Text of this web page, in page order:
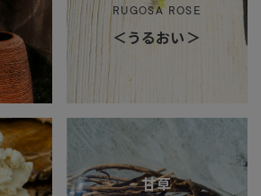
RUGOSA ROSE
＜うるおい＞
甘草